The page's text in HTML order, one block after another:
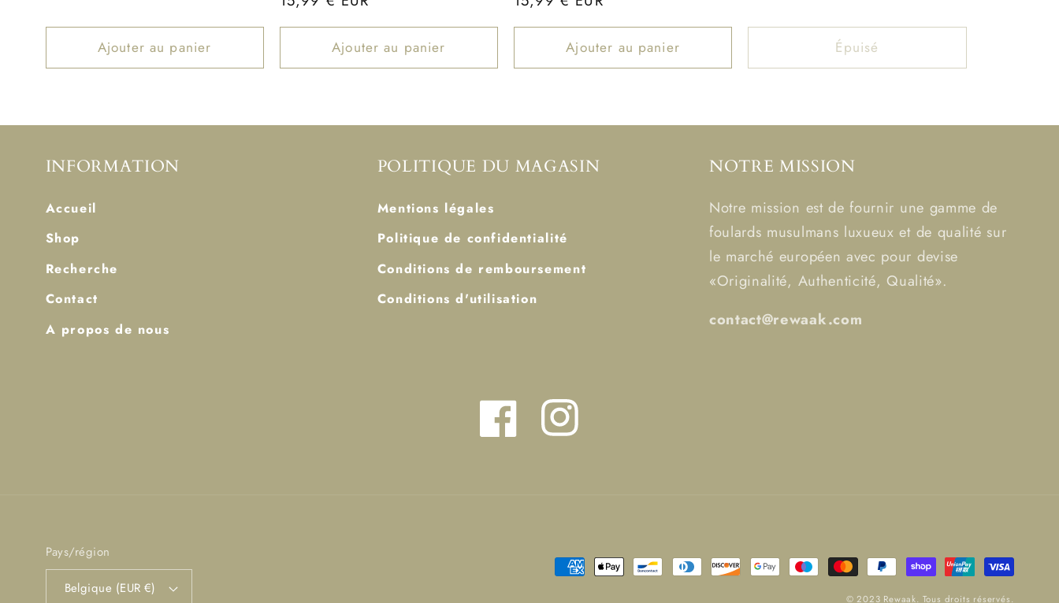
Ajouter au panier Ajouter au panier Ajouter au panier Épuisé
INFORMATION
Accueil
Shop
Recherche
Contact
A propos de nous
POLITIQUE DU MAGASIN
Mentions légales
Politique de confidentialité
Conditions de remboursement
Conditions d'utilisation
NOTRE MISSION
Notre mission est de fournir une gamme de
foulards musulmans luxueux et de qualité sur
le marché européen avec pour devise
«Originalité, Authenticité, Qualité».
contact@rewaak.com
Facebook Instagram
Pays/région
Belgique (EUR €)
Moyens
© 2023 Rewaak. Tous droits réservés.